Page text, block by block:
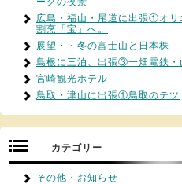
広島・福山・尾道に出張①オリ
割烹「宝」へ。
展望・・冬の富士山と日本株
島根に三泊、出張③一畑電鉄・
宮崎観光ホテル
鳥取・津山に出張①鳥取のテツ
カテゴリー
その他・お知らせ